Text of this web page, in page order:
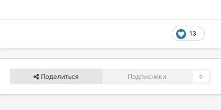
13
Поделиться Подписчики 0